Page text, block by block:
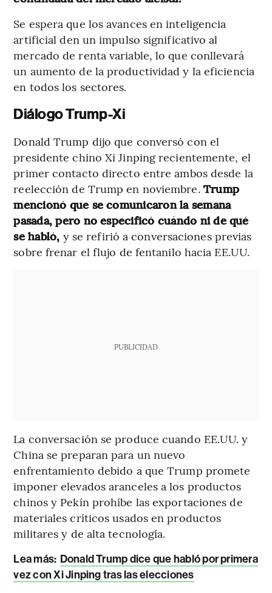
Se espera que los avances en inteligencia
artificial den un impulso significativo al
mercado de renta variable, lo que conllevará
un aumento de la productividad y la eficiencia
en todos los sectores.
Diálogo Trump-Xi
Donald Trump dijo que conversó con el
presidente chino Xi Jinping recientemente, el
primer contacto directo entre ambos desde la
reelección de Trump en noviembre.Trump
mencionó que se comunicaron la semana
pasada, pero no especificó cuándo ni de qué
se habló, y se refirió a conversaciones previas
sobre frenar el flujo de fentanilo hacia EE.UU.
PUBLICIDAD
La conversación se produce cuando EE.UU. y
China se preparan para un nuevo
enfrentamiento debido a que Trump promete
imponer elevados aranceles a los productos
chinos y Pekín prohíbe las exportaciones de
materiales críticos usados en productos
militares y de alta tecnología.
Lea más: Donald Trump dice que habló por primera
vez con Xi Jinping tras las elecciones